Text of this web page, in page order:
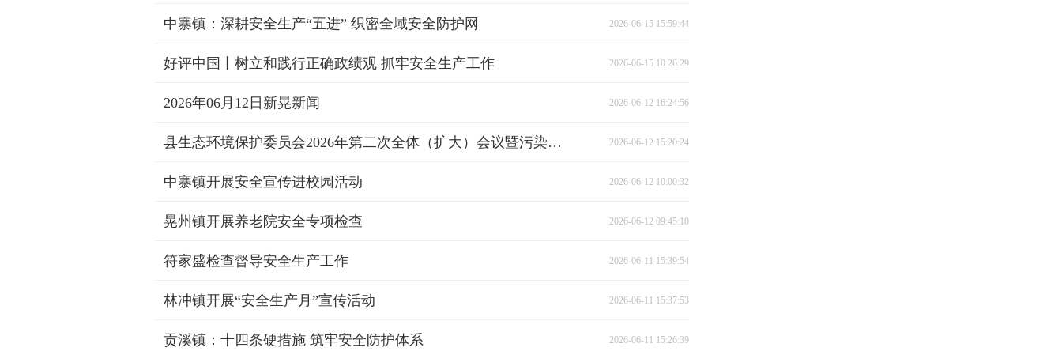
中寨镇：深耕安全生产“五进” 织密全域安全防护网 2026-06-15 15:59:44
好评中国丨树立和践行正确政绩观 抓牢安全生产工作 2026-06-15 10:26:29
2026年06月12日新晃新闻 2026-06-12 16:24:56
县生态环境保护委员会2026年第二次全体（扩大）会议暨污染防治攻坚战“夏季攻势”动员部署会召开 2026-06-12 15:20:24
中寨镇开展安全宣传进校园活动 2026-06-12 10:00:32
晃州镇开展养老院安全专项检查 2026-06-12 09:45:10
符家盛检查督导安全生产工作 2026-06-11 15:39:54
林冲镇开展“安全生产月”宣传活动 2026-06-11 15:37:53
贡溪镇：十四条硬措施 筑牢安全防护体系 2026-06-11 15:26:39